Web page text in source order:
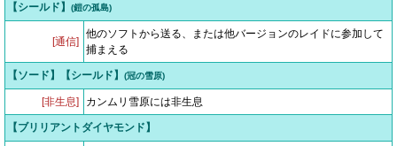
【シールド】 (鎧の孤島)
[通信]
他のソフトから送る、または他バージョンのレイドに参加して
捕まえる
【ソード】【シールド】 (冠の雪原)
[非生息] カンムリ雪原には非生息
【ブリリアントダイヤモンド】